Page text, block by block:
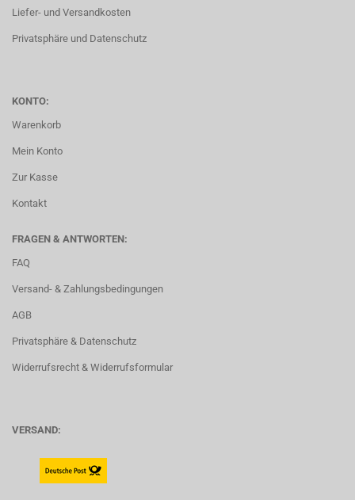
Liefer- und Versandkosten
Privatsphäre und Datenschutz
KONTO:
Warenkorb
Mein Konto
Zur Kasse
Kontakt
FRAGEN & ANTWORTEN:
FAQ
Versand- & Zahlungsbedingungen
AGB
Privatsphäre & Datenschutz
Widerrufsrecht & Widerrufsformular
VERSAND: